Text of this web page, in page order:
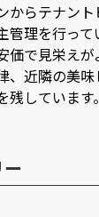
からテナン
管理を行って
価で見栄え
、近隣の美
残しています。